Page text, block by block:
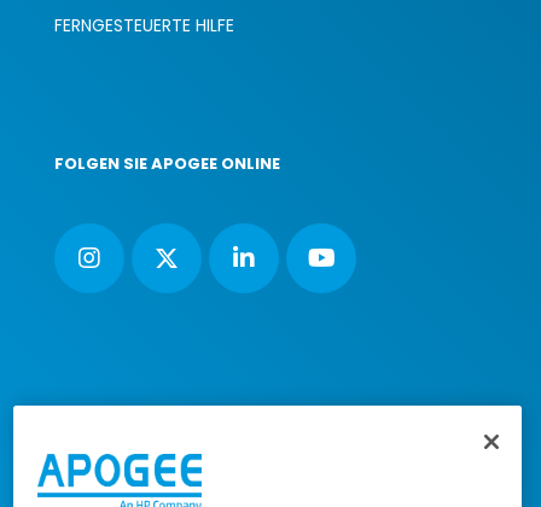
FERNGESTEUERTE HILFE
FOLGEN SIE APOGEE ONLINE
Steuer-Nr:23/200/33003
Eingetragen beim Amtsgericht Hannover